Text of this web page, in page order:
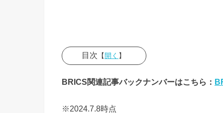
目次 【開く 】
ん進行す
BRICS関連記事バックナンバーはこちら：
※2024.7.8時点